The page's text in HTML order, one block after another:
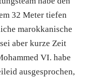
32 Meter tiefen
marokkanische
aber kurze Zeit
VI. habe
ausgesprochen,